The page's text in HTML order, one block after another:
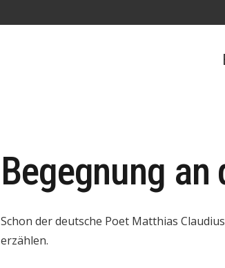
Begegnung an
Schon der deutsche Poet Matthias
erzählen.